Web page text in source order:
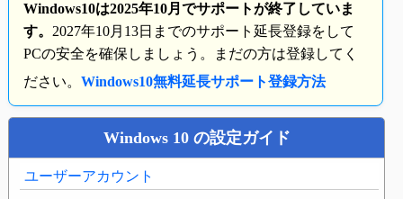
Windows10は2025年10月でサポートが終了していま
す。 2027年10月13日までのサポート延長登録をして
PCの安全を確保しましょう。まだの方は登録してく
ださい。 Windows10無料延長サポート登録方法
Windows 10 の設定ガイド
ユーザーアカウント